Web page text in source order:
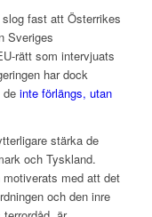
fast att Österrikes
Sveriges
rätt som intervjuats
har dock
de inte förlängs, utan
stärka de
och Tyskland.
motiverats med att det
och den inre